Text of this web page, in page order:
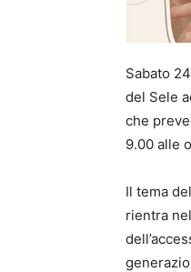
Sabato
del Sele
che
9.00 alle
Il tema
rientra